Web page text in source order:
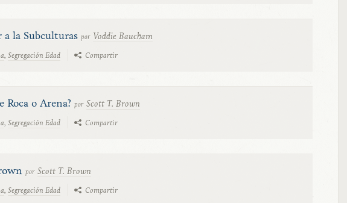
la Subculturas por Voddie Baucham
, Segregación Edad Compartir
Roca o Arena? por Scott T. Brown
, Segregación Edad Compartir
por Scott T. Brown
, Segregación Edad Compartir